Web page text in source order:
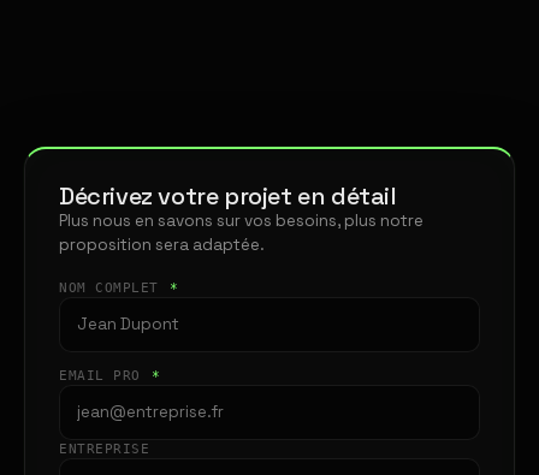
Décrivez votre projet en détail
Plus nous en savons sur vos besoins, plus notre
proposition sera adaptée.
NOM COMPLET *
EMAIL PRO *
ENTREPRISE